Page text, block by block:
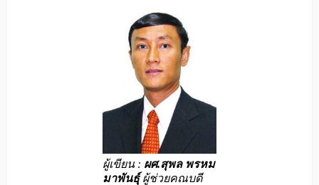
ผู้เขียน : ผศ.สุพล พรหม
มาพันธุ์ผู้ช่วยคณบดี